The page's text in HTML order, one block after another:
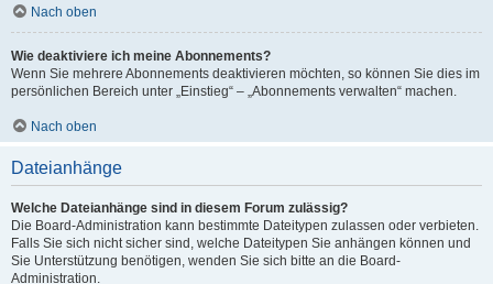
Nach oben
Wie deaktiviere ich meine Abonnements?
Wenn Sie mehrere Abonnements deaktivieren möchten, so können Sie dies im
persönlichen Bereich unter „Einstieg“ – „Abonnements verwalten“ machen.
Nach oben
Dateianhänge
Welche Dateianhänge sind in diesem Forum zulässig?
Die Board-Administration kann bestimmte Dateitypen zulassen oder verbieten.
Falls Sie sich nicht sicher sind, welche Dateitypen Sie anhängen können und
Sie Unterstützung benötigen, wenden Sie sich bitte an die Board-
Administration.